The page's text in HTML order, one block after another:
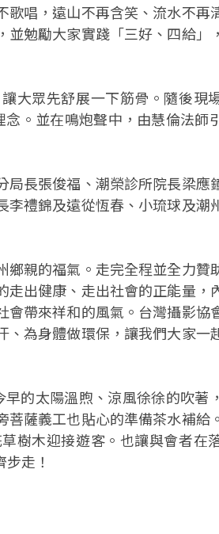
歌唱，遠山不再含笑、流水不再
勉勵大家實踐「三好、四給」
大眾先舒展一下筋骨。隨後現
念。並在鳴炮聲中，由慧倫法師
長張俊福、潮榮診所院長梁應
禮錦及遠從恆春、小琉球及潮
親的福氣。走完全程並全力贊
出健康、走出社會的正能量，
帶來祥和的風氣。台灣攝影協
為身體做環保，讓我們大家一
的太陽溫煦、涼風徐徐的吹著
薩義工也貼心的準備茶水補給
樹木迎接遊客。也讓與會者在
走！